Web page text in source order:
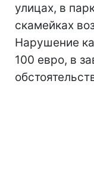
улицах, в
скамейках
Нарушение
100 евро, в